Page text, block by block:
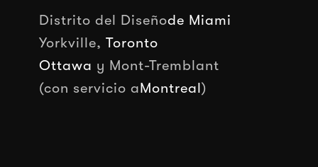
Distrito del Diseñode Miami
Yorkville, Toronto
Ottawa y Mont-Tremblant
(con servicio aMontreal)